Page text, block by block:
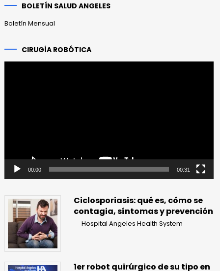
BOLETÍN SALUD ANGELES
Boletín Mensual
CIRUGÍA ROBÓTICA
00:00 00:31
Ciclosporiasis: qué es, cómo se
contagia, síntomas y prevención
Hospital Angeles Health System
1er robot quirúrgico de su tipo en